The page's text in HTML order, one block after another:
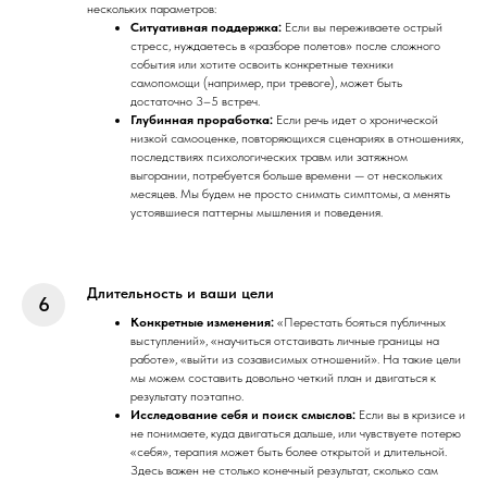
нескольких параметров:
Ситуативная поддержка: Если вы переживаете острый
стресс, нуждаетесь в «разборе полетов» после сложного
события или хотите освоить конкретные техники
самопомощи (например, при тревоге), может быть
достаточно 3–5 встреч.
Глубинная проработка: Если речь идет о хронической
низкой самооценке, повторяющихся сценариях в отношениях,
последствиях психологических травм или затяжном
выгорании, потребуется больше времени — от нескольких
месяцев. Мы будем не просто снимать симптомы, а менять
устоявшиеся паттерны мышления и поведения.
Длительность и ваши цели
Конкретные изменения: «Перестать бояться публичных
выступлений», «научиться отстаивать личные границы на
работе», «выйти из созависимых отношений». На такие цели
мы можем составить довольно четкий план и двигаться к
результату поэтапно.
Исследование себя и поиск смыслов: Если вы в кризисе и
не понимаете, куда двигаться дальше, или чувствуете потерю
«себя», терапия может быть более открытой и длительной.
Здесь важен не столько конечный результат, сколько сам